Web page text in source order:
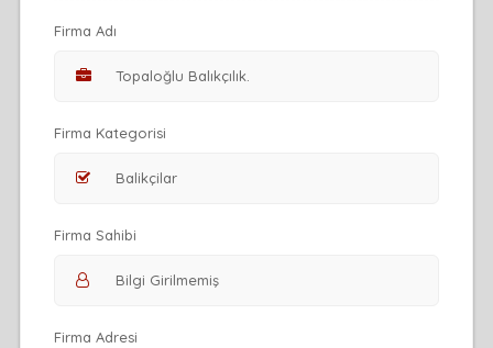
Firma Adı
Firma Kategorisi
Firma Sahibi
Firma Adresi